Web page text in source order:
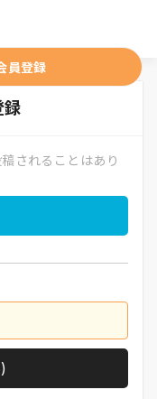
員登録
録
されることはあり